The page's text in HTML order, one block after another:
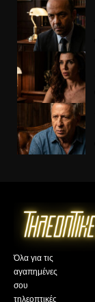
Όλα για τις
αγαπημένες
σου
τηλεοπτικές